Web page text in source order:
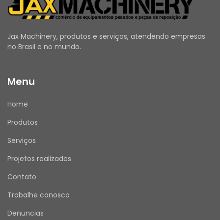
construção pesada e terraplenagem.
Entre suas principais características
destacam-se a elevada precisão dimensional,
excelente resistência mecânica, alta
com os padrões de engenharia Caterpillar.
desgaste ou danos, podem ocorrer
desalinhamentos, folgas excessivas, vibrações,
comprometimento do desempenho do
inspeção durante as manutenções
preventivas e substituição sempre que forem
As fotos do anúncio são reais da peça.
Recomendamos que a instalação seja
Jax Machinery, produtos e serviços, atendendo empresas
no Brasil e no mundo.
Menu
Home
Produtos
Serviços
Projetos realizados
Contato
Trabalhe conosco
Denuncias